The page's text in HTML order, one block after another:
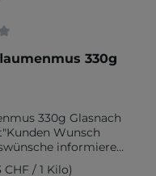
von 0 von 5 Sternen
330g
330g Glasnach
Wunsch
informieren
Farbstoff
CHF / 1 Kilo)